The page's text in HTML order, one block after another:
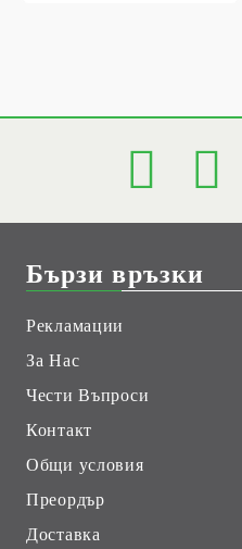
Бързи връзки
Рекламации
За Нас
Чести Въпроси
Контакт
Общи условия
Преордър
Доставка